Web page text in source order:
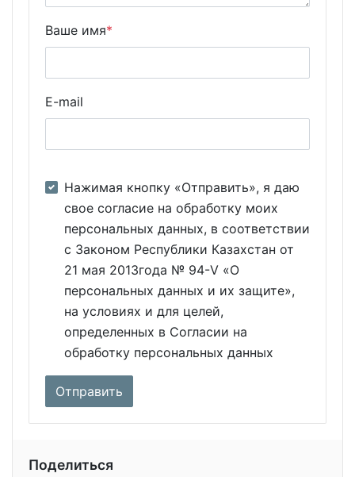
Ваше имя*
E-mail
Нажимая кнопку «Отправить», я даю
свое согласие на обработку моих
персональных данных, в соответствии
с Законом Республики Казахстан от
21 мая 2013года № 94-V «О
персональных данных и их защите»,
на условиях и для целей,
определенных в Согласии на
обработку персональных данных
Поделиться